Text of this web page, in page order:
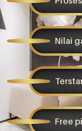
Nilai
Free